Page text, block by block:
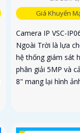
Giá Khuyến
Camera IP VSC-
Ngoài Trời là lựa
hệ thống giám sát
phân giải 5MP và
8" mang lại hình